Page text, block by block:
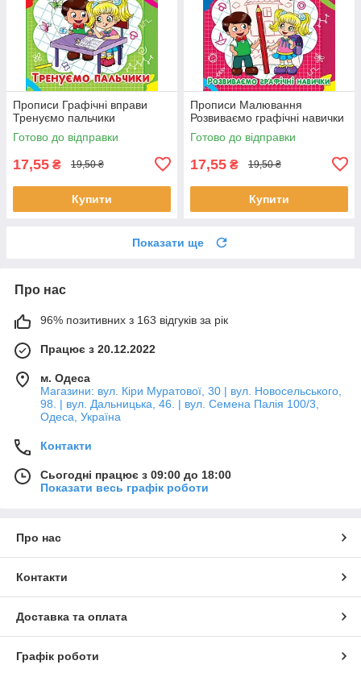
Прописи Графічні вправи
Тренуємо пальчики
Готово до відправки
17,55 ₴ 19,50 ₴
Купити
Прописи Малювання
Розвиваємо графічні навички
Готово до відправки
17,55 ₴ 19,50 ₴
Купити
Показати ще
Про нас
96% позитивних з 163 відгуків за рік
Працює з 20.12.2022
м. Одеса
Магазини: вул. Кіри Муратової, 30 | вул. Новосельського,
98. | вул. Дальницька, 46. | вул. Семена Палія 100/3,
Одеса, Україна
Контакти
Сьогодні працює з 09:00 до 18:00
Показати весь графік роботи
Про нас
Контакти
Доставка та оплата
Графік роботи